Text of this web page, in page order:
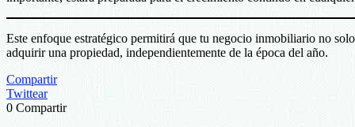
Este enfoque estratégico permitirá que tu negocio inmobiliario no
adquirir una propiedad, independientemente de la época del año.
Compartir
Twittear
0 Compartir